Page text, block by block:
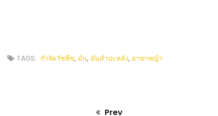
TAGS: กำจัดวัชพืช, มัน, มันสำปะหลัง, ยาฆ่าหญ้า
Prev